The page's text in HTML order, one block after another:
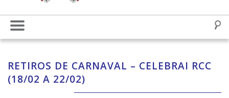
RETIROS DE CARNAVAL – CELEBRAI RCC
(18/02 A 22/02)